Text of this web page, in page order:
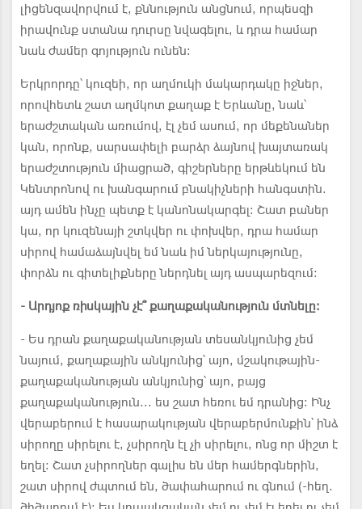
լիցենզավորվում է, քննություն անցնում, որպեսզի
իրավունք ստանա դուրսը նվագելու, և դրա համար
նաև ժամեր գոյություն ունեն:
Երկրորդը՝ կուզեի, որ աղմուկի մակարդակը իջներ,
որովհետև շատ աղմկոտ քաղաք է Երևանը, նաև՝
երաժշտական առումով, էլ չեմ ասում, որ մեքենաներ
կան, որոնք, սարսափելի բարձր ձայնով խայտառակ
երաժշտություն միացրած, գիշերները երթևեկում են
Կենտրոնով ու խանգարում բնակիչների հանգստին.
այդ ամեն ինչը պետք է կանոնակարգել: Շատ բաներ
կա, որ կուզենայի շտկվեր ու փոխվեր, դրա համար
սիրով համաձայնվել եմ նաև իմ ներկայությունը,
փորձն ու գիտելիքները ներդնել այդ ասպարեզում:
- Արդյոք ռիսկային չէ՞ քաղաքականություն մտնելը:
- Ես դրան քաղաքականության տեսանկյունից չեմ
նայում, քաղաքային անկյունից՝ այո, մշակութային-
քաղաքականության անկյունից՝ այո, բայց
քաղաքականություն... ես շատ հեռու եմ դրանից: Ինչ
վերաբերում է հասարակության վերաբերմունքին՝ ինձ
սիրողը սիրելու է, չսիրողն էլ չի սիրելու, ոնց որ միշտ է
եղել: Շատ չսիրողներ գալիս են մեր համերգներին,
շատ սիրով ժպտում են, ծափահարում ու գնում (-հեղ.